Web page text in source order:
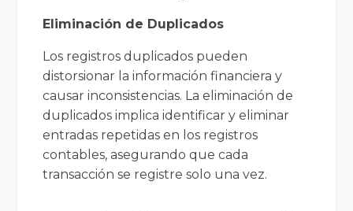
Eliminación de Duplicados
Los registros duplicados pueden
distorsionar la información financiera y
causar inconsistencias. La eliminación de
duplicados implica identificar y eliminar
entradas repetidas en los registros
contables, asegurando que cada
transacción se registre solo una vez.